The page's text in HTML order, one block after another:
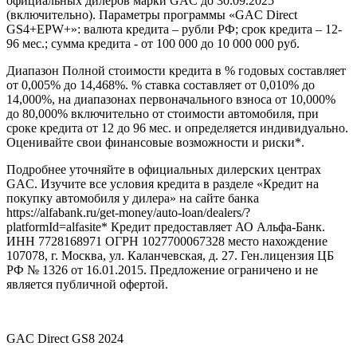
(включительно). Параметры программы «GAC Direct
GS4+EPW+»: валюта кредита – рубли РФ; срок кредита – 12-
96 мес.; сумма кредита - от 100 000 до 10 000 000 руб.
Диапазон Полной стоимости кредита в % годовых составляет
от 0,005% до 14,468%. % ставка составляет от 0,010% до
14,000%, на диапазонах первоначального взноса от 10,000%
до 80,000% включительно от стоимости автомобиля, при
сроке кредита от 12 до 96 мес. и определяется индивидуально.
Оценивайте свои финансовые возможности и риски*.
Подробнее уточняйте в официальных дилерских центрах
GAC. Изучите все условия кредита в разделе «Кредит на
покупку автомобиля у дилера» на сайте банка
https://alfabank.ru/get-money/auto-loan/dealers/?
platformId=alfasite* Кредит предоставляет АО Альфа-Банк.
ИНН 7728168971 ОГРН 1027700067328 место нахождение
107078, г. Москва, ул. Каланчевская, д. 27. Ген.лицензия ЦБ
РФ № 1326 от 16.01.2015. Предложение ограничено и не
является публичной офертой.
GAC Direct GS8 2024